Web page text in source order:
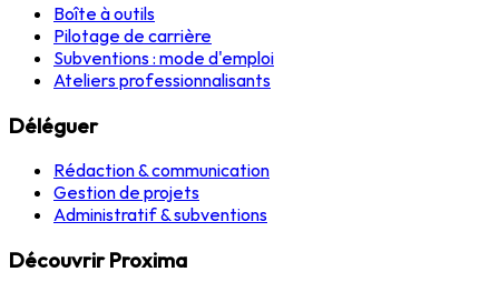
Boîte à outils
Pilotage de carrière
Subventions : mode d'emploi
Ateliers professionnalisants
Déléguer
Rédaction & communication
Gestion de projets
Administratif & subventions
Découvrir Proxima